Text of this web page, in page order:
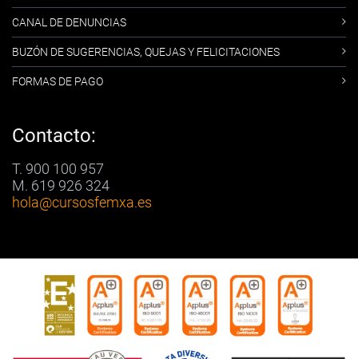
CANAL DE DENUNCIAS
BUZÓN DE SUGERENCIAS, QUEJAS Y FELICITACIONES
FORMAS DE PAGO
Contacto:
T. 900 100 957
M. 619 926 324
hola@cursosfemxa.es